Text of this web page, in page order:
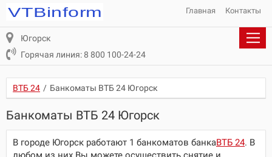
Главная Контакты
Югорск
Горячая линия: 8 800 100-24-24
ВТБ 24 / Банкоматы ВТБ 24 Югорск
Банкоматы ВТБ 24 Югорск
В городе Югорск работают 1 банкоматов банкаВТБ 24. В